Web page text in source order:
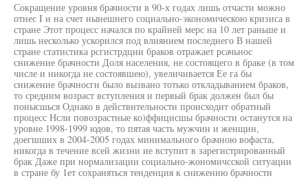
Сокращение уровня брачности в 90-х годах лишь отчасти можно
отнес I и на счет нынешнего социально-экономическою кризиса в
стране Этот процесс начался по крайней мерс на 10 лет раньше и
лишь несколько ускорился под влиянием последнего В нашей
стране статистика рсгистрдции браков отражает рсачьнос
снижение брачности Доля населения, не состоящего в браке (в том
числе и никогда не состоявшею), увеличивается Ее га бы
снижение брачносгн было вызвано тотько откладыванием браков,
то средним возраст вступления и первый брак должен был бы
поиысшься Однако в действительности происходит обратный
процесс Нсли повозрастные ко)ффицисшы брачности останутся на
уровне 1998-1999 юдов, то пятая часть мужчин и женщин,
доегшших в 2004-2005 годах минимального брачною вофаста,
никогда в течение всей жизни ие вступит в зарегистрированный
брак Даже при нормализации социально-жономичсской ситуации
в стране бу 1ет сохраняться тенденция к снижению брачности